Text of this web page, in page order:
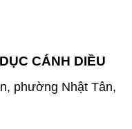
CÁNH DIỀU
phường Nhật Tân,